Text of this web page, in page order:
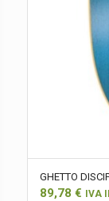
GHETTO
89,78 € IVA